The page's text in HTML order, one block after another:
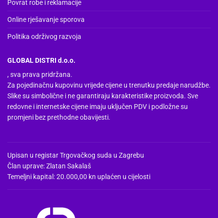
Povrat robe i reklamacije
Online rješavanje sporova
Politika održivog razvoja
GLOBAL DISTRI d.o.o.
, sva prava pridržana.
Za pojedinačnu kupovinu vrijede cijene u trenutku predaje narudžbe.
Slike su simbolične i ne garantiraju karakteristike proizvoda. Sve
redovne i internetske cijene imaju uključen PDV i podložne su
promjeni bez prethodne obavijesti.
Upisan u registar Trgovačkog suda u Zagrebu
Član uprave: Zlatan Sakalaš
Temeljni kapital: 20.000,00 kn uplaćen u cijelosti